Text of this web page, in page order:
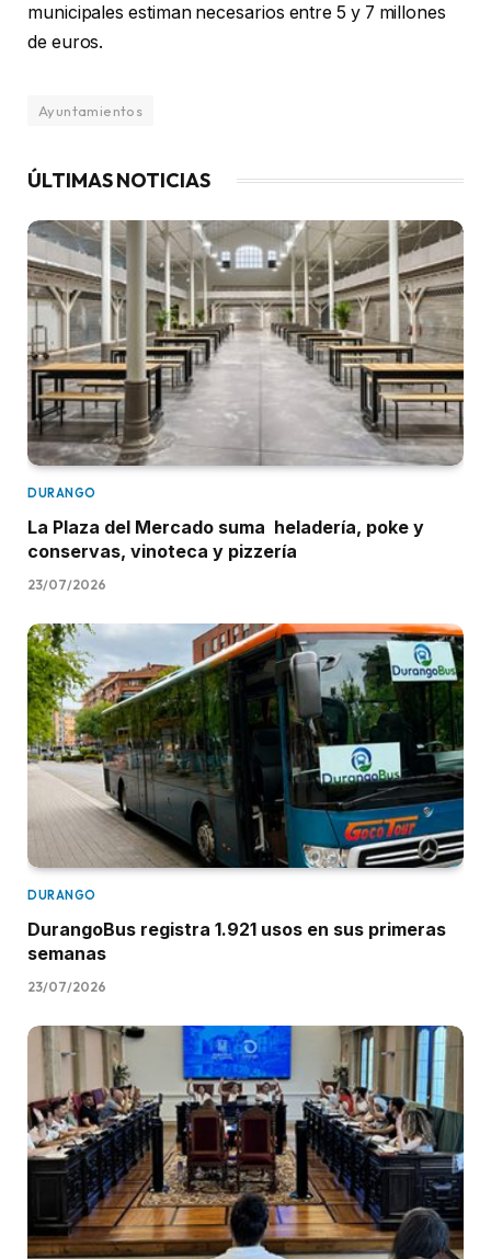
municipales estiman necesarios entre 5 y 7 millones
de euros.
Ayuntamientos
ÚLTIMAS NOTICIAS
DURANGO
La Plaza del Mercado suma heladería, poke y
conservas, vinoteca y pizzería
23/07/2026
DURANGO
DurangoBus registra 1.921 usos en sus primeras
semanas
23/07/2026